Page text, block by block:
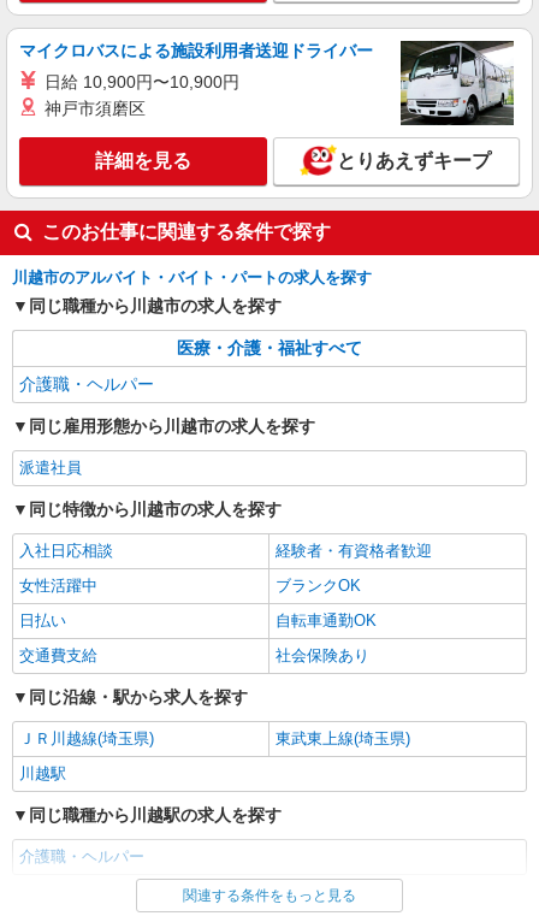
川越市
キープ 詳細を見る
マイクロバスによる施設利用者送迎ドライバー
日給 10,900円〜10,900円
神戸市須磨区
詳細を見る とりあえずキープ
このお仕事に関連する条件で探す
川越市のアルバイト・バイト・パートの求人を探す
同じ職種から川越市の求人を探す
医療・介護・福祉すべて
介護職・ヘルパー
同じ雇用形態から川越市の求人を探す
派遣社員
同じ特徴から川越市の求人を探す
入社日応相談
経験者・有資格者歓迎
女性活躍中
ブランクOK
日払い
自転車通勤OK
交通費支給
社会保険あり
同じ沿線・駅から求人を探す
ＪＲ川越線(埼玉県)
東武東上線(埼玉県)
川越駅
同じ職種から川越駅の求人を探す
介護職・ヘルパー
同じ雇用形態から川越駅の求人を探す
関連する条件をもっと見る